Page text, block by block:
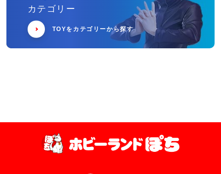
カテゴリー
TOYをカテゴリーから探す